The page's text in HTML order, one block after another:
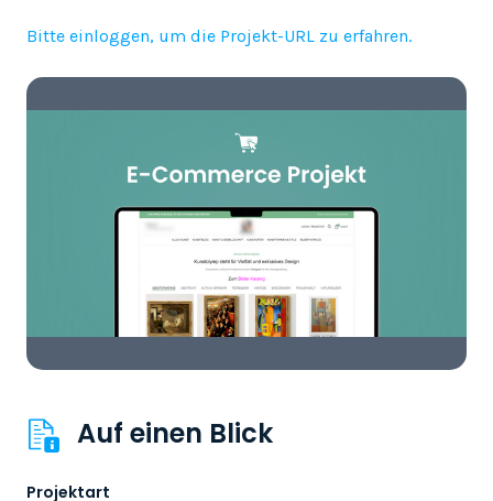
Bitte einloggen, um die Projekt-URL zu erfahren.
Auf einen Blick
Projektart